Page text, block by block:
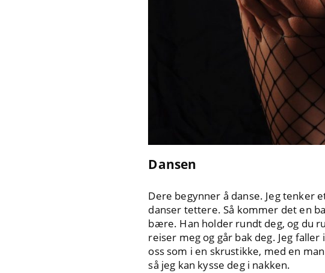
Dansen
Dere begynner å danse. Jeg tenker
danser tettere. Så kommer det en
bære. Han holder rundt deg, og du
reiser meg og går bak deg. Jeg
oss som i en skrustikke, med en
så jeg kan kysse deg i nakken.